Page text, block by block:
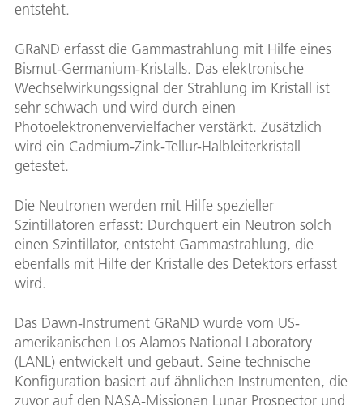
entsteht.
GRaND erfasst die Gammastrahlung mit Hilfe eines
Bismut-Germanium-Kristalls. Das elektronische
Wechselwirkungssignal der Strahlung im Kristall ist
sehr schwach und wird durch einen
Photoelektronenvervielfacher verstärkt. Zusätzlich
wird ein Cadmium-Zink-Tellur-Halbleiterkristall
getestet.
Die Neutronen werden mit Hilfe spezieller
Szintillatoren erfasst: Durchquert ein Neutron solch
einen Szintillator, entsteht Gammastrahlung, die
ebenfalls mit Hilfe der Kristalle des Detektors erfasst
wird.
Das Dawn-Instrument GRaND wurde vom US-
amerikanischen Los Alamos National Laboratory
(LANL) entwickelt und gebaut. Seine technische
Konfiguration basiert auf ähnlichen Instrumenten, die
zuvor auf den NASA-Missionen Lunar Prospector und